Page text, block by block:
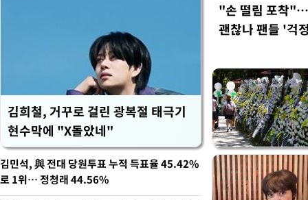
김희철, 거꾸로 걸린 광복절 태극기
현수막에 "X돌았네"
"손 떨림 포착
괜찮나 팬들 '걱
김민석, 與 전대 당원투표 누적 득표율 45.42%
로 1위… 정청래 44.56%